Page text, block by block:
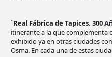
`Real Fábrica de Tapices. 300
itinerante a la que complementa
exhibido ya en otras ciudades
Osma. En cada una de estas